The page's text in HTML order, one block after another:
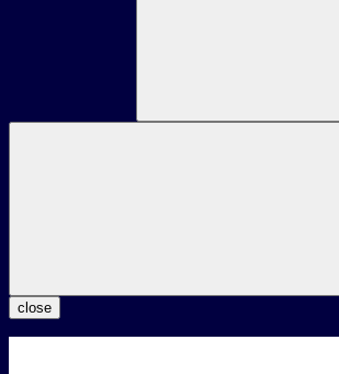
close